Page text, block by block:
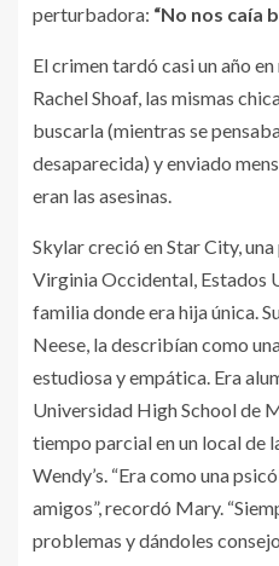
perturbadora: “No nos caía
El crimen tardó casi un año
Rachel Shoaf, las mismas
buscarla (mientras se
desaparecida) y enviado
eran las asesinas.
Skylar creció en Star City,
Virginia Occidental, Estados
familia donde era hija única.
Neese, la describían como
estudiosa y empática. Era
Universidad High School de
tiempo parcial en un local de
Wendy’s. “Era como una
amigos”, recordó Mary.
problemas y dándoles